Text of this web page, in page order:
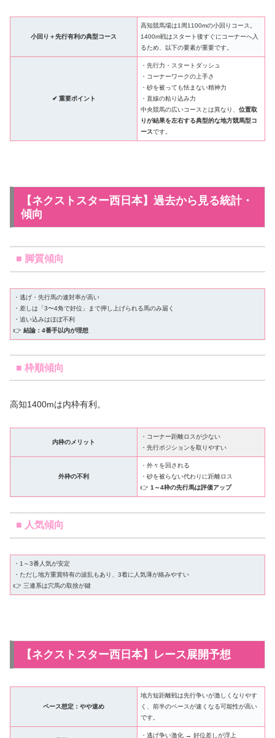
小回り＋先行有利の典型コース
高知競馬場は1周1100mの小回りコース。
1400m戦はスタート後すぐにコーナーへ入
るため、以下の要素が重要です。
✔ 重要ポイント
・先行力・スタートダッシュ
・コーナーワークの上手さ
・砂を被っても怯まない精神力
・直線の粘り込み力
中央競馬の広いコースとは異なり、位置取
りが結果を左右する典型的な地方競馬型コ
ースです。
【ネクストスター西日本】過去から見る統計・
傾向
■ 脚質傾向
・逃げ・先行馬の連対率が高い
・差しは「3〜4角で好位」まで押し上げられる馬のみ届く
・追い込みはほぼ不利
👉結論：4番手以内が理想
■ 枠順傾向
高知1400mは内枠有利。
内枠のメリット
・コーナー距離ロスが少ない
・先行ポジションを取りやすい
外枠の不利
・外々を回される
・砂を被らない代わりに距離ロス
👉1～4枠の先行馬は評価アップ
■ 人気傾向
・1～3番人気が安定
・ただし地方重賞特有の波乱もあり、3着に人気薄が絡みやすい
👉 三連系は穴馬の取捨が鍵
【ネクストスター西日本】レース展開予想
ペース想定：やや速め
地方短距離戦は先行争いが激しくなりやす
く、前半のペースが速くなる可能性が高い
です。
・逃げ争い激化 → 好位差しが浮上